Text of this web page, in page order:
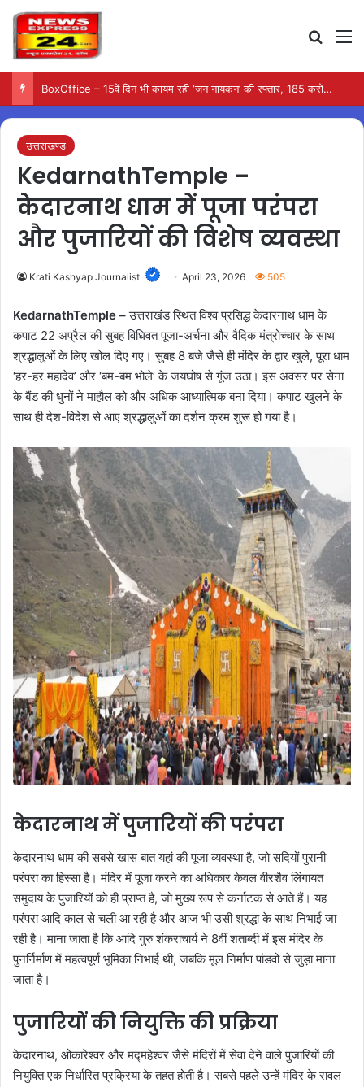
BoxOffice – 15वें दिन भी कायम रही ‘जन नायकन’ की रफ्तार, 185 करोड़ के पार पहुंची कमाई…
उत्तराखण्ड
KedarnathTemple –
केदारनाथ धाम में पूजा परंपरा
और पुजारियों की विशेष व्यवस्था
Krati Kashyap Journalist April 23, 2026 505
KedarnathTemple –उत्तराखंड स्थित विश्व प्रसिद्ध केदारनाथ धाम के
कपाट 22 अप्रैल की सुबह विधिवत पूजा-अर्चना और वैदिक मंत्रोच्चार के साथ
श्रद्धालुओं के लिए खोल दिए गए। सुबह 8 बजे जैसे ही मंदिर के द्वार खुले, पूरा धाम
‘हर-हर महादेव’ और ‘बम-बम भोले’ के जयघोष से गूंज उठा। इस अवसर पर सेना
के बैंड की धुनों ने माहौल को और अधिक आध्यात्मिक बना दिया। कपाट खुलने के
साथ ही देश-विदेश से आए श्रद्धालुओं का दर्शन क्रम शुरू हो गया है।
केदारनाथ में पुजारियों की परंपरा
केदारनाथ धाम की सबसे खास बात यहां की पूजा व्यवस्था है, जो सदियों पुरानी
परंपरा का हिस्सा है। मंदिर में पूजा करने का अधिकार केवल वीरशैव लिंगायत
समुदाय के पुजारियों को ही प्राप्त है, जो मुख्य रूप से कर्नाटक से आते हैं। यह
परंपरा आदि काल से चली आ रही है और आज भी उसी श्रद्धा के साथ निभाई जा
रही है। माना जाता है कि आदि गुरु शंकराचार्य ने 8वीं शताब्दी में इस मंदिर के
पुनर्निर्माण में महत्वपूर्ण भूमिका निभाई थी, जबकि मूल निर्माण पांडवों से जुड़ा माना
जाता है।
पुजारियों की नियुक्ति की प्रक्रिया
केदारनाथ, ओंकारेश्वर और मद्महेश्वर जैसे मंदिरों में सेवा देने वाले पुजारियों की
नियुक्ति एक निर्धारित प्रक्रिया के तहत होती है। सबसे पहले उन्हें मंदिर के रावल